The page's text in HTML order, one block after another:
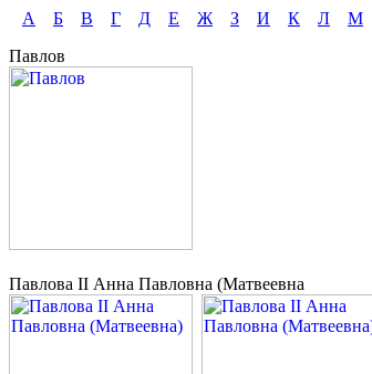
А Б В Г Д Е Ж З И К Л М
Павлов
Павлова II Анна Павловна (Матвеевна